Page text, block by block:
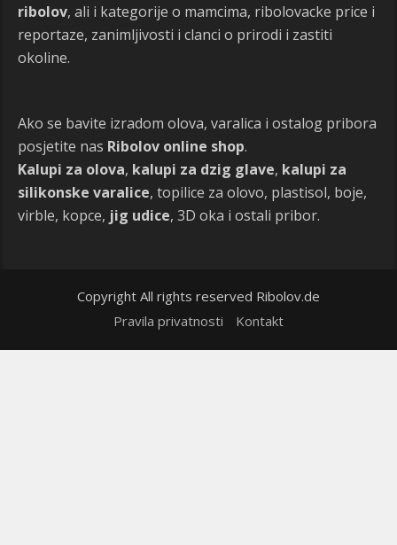
ribolov, ali i kategorije o mamcima, ribolovacke price i
reportaze, zanimljivosti i clanci o prirodi i zastiti
okoline.
Ako se bavite izradom olova, varalica i ostalog pribora
posjetite nas Ribolov online shop.
Kalupi za olova, kalupi za dzig glave, kalupi za
silikonske varalice, topilice za olovo, plastisol, boje,
virble, kopce, jig udice, 3D oka i ostali pribor.
Copyright All rights reserved Ribolov.de
Pravila privatnosti
Kontakt